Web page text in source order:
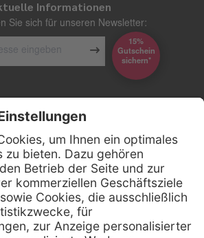
Informationen
Sie sich für unseren Newsletter:
15%
Gutschein
*sichern
Kontakt
Firmensitz
Schein Medical GmbH
Alt-Moabit 96 b
D-10559 Berlin
0800 - 888 777 6
0800 - 888 777 8